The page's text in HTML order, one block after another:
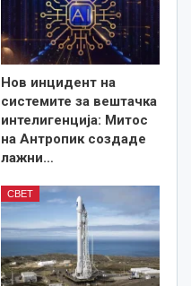
Нов инцидент на
системите за вештачка
интелигенција: Митос
на Антропик создаде
лажни…
СВЕТ